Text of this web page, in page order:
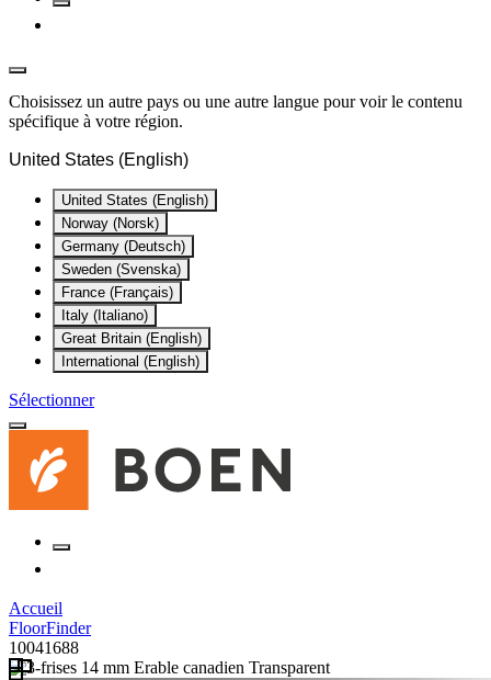
Choisissez un autre pays ou une autre langue pour voir le contenu
spécifique à votre région.
United States (English)
United States (English)
Norway (Norsk)
Germany (Deutsch)
Sweden (Svenska)
France (Français)
Italy (Italiano)
Great Britain (English)
International (English)
Sélectionner
Accueil
FloorFinder
10041688